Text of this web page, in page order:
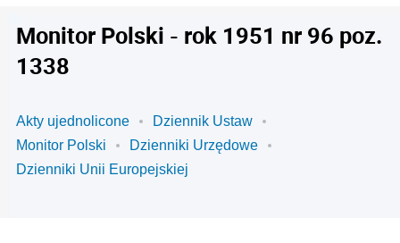
Monitor Polski - rok 1951 nr 96 poz.
1338
Akty ujednolicone
Dziennik Ustaw
Monitor Polski
Dzienniki Urzędowe
Dzienniki Unii Europejskiej